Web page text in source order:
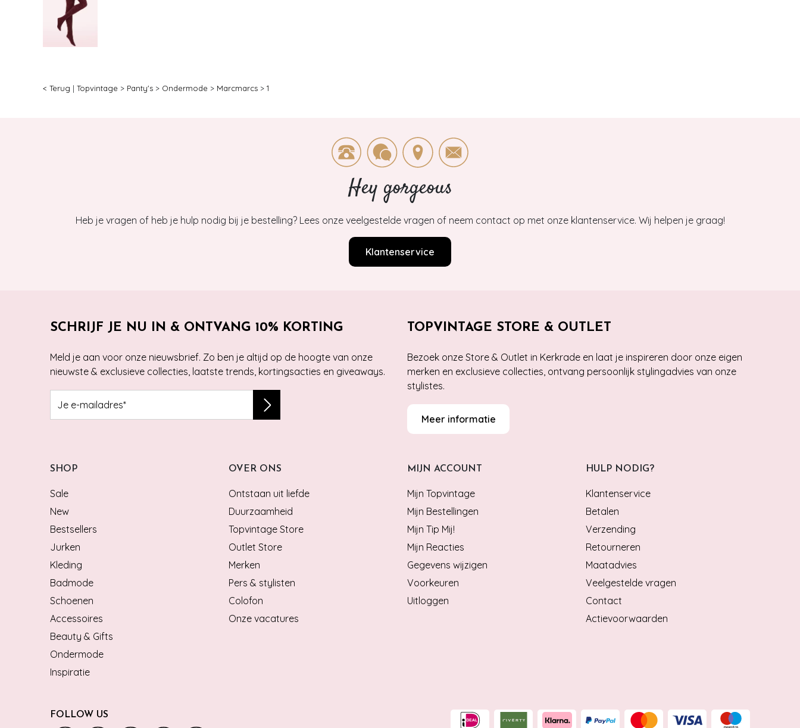
< Terug | Topvintage > Panty's > Ondermode > Marcmarcs > 1
Hey gorgeous
Heb je vragen of heb je hulp nodig bij je bestelling? Lees onze veelgestelde vragen of neem contact op met onze klantenservice. Wij helpen je graag!
Klantenservice
SCHRIJF JE NU IN & ONTVANG 10% KORTING
Meld je aan voor onze nieuwsbrief. Zo ben je altijd op de hoogte van onze
nieuwste & exclusieve collecties, laatste trends, kortingsacties en giveaways.
TOPVINTAGE STORE & OUTLET
Bezoek onze Store & Outlet in Kerkrade en laat je inspireren door onze eigen
merken en exclusieve collecties, ontvang persoonlijk stylingadvies van onze
stylistes.
Meer informatie
SHOP
Sale
New
Bestsellers
Jurken
Kleding
Badmode
Schoenen
Accessoires
Beauty & Gifts
Ondermode
Inspiratie
OVER ONS
Ontstaan uit liefde
Duurzaamheid
Topvintage Store
Outlet Store
Merken
Pers & stylisten
Colofon
Onze vacatures
MIJN ACCOUNT
Mijn Topvintage
Mijn Bestellingen
Mijn Tip Mij!
Mijn Reacties
Gegevens wijzigen
Voorkeuren
Uitloggen
HULP NODIG?
Klantenservice
Betalen
Verzending
Retourneren
Maatadvies
Veelgestelde vragen
Contact
Actievoorwaarden
FOLLOW US